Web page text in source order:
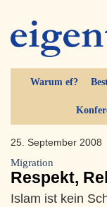
Warum ef?
25. September 2008
Migration
Respekt,
Islam ist kein